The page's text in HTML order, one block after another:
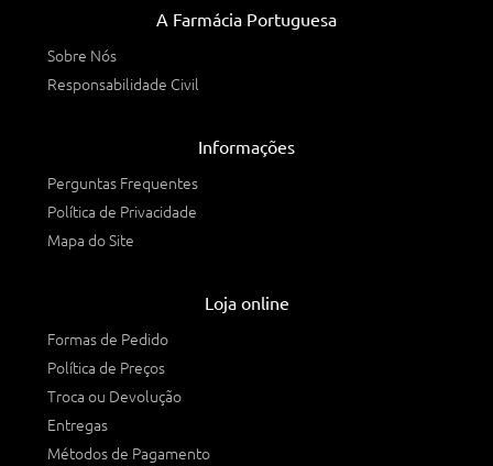
A Farmácia Portuguesa
Sobre Nós
Responsabilidade Civil
Informações
Perguntas Frequentes
Política de Privacidade
Mapa do Site
Loja online
Formas de Pedido
Política de Preços
Troca ou Devolução
Entregas
Métodos de Pagamento